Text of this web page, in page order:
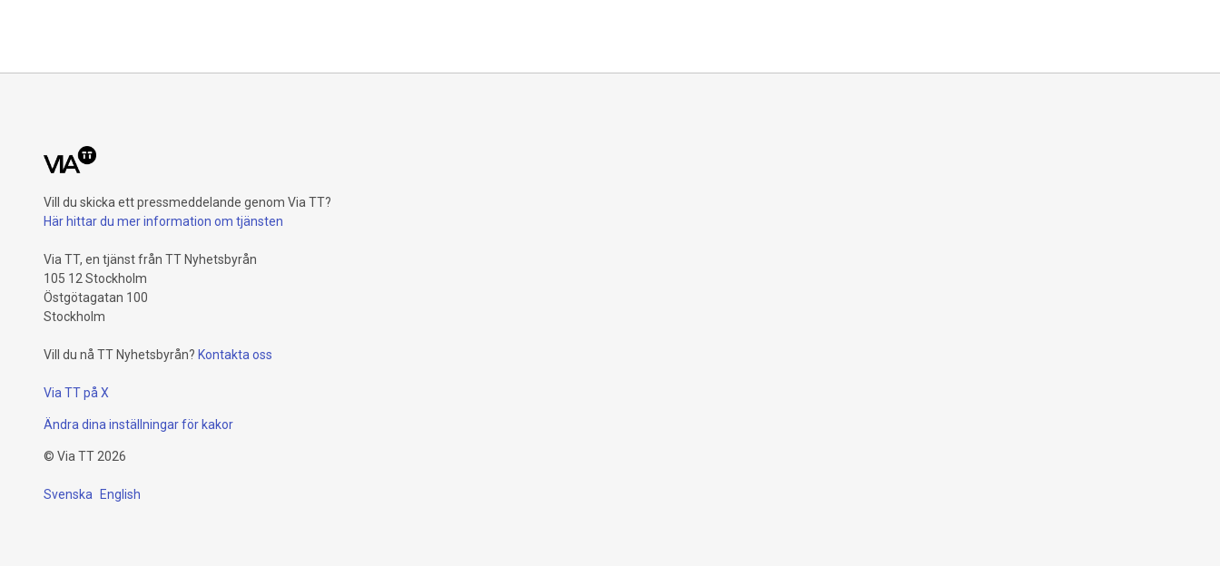
Vill du skicka ett pressmeddelande genom Via TT?
Här hittar du mer information om tjänsten
Via TT, en tjänst från TT Nyhetsbyrån
105 12 Stockholm
Östgötagatan 100
Stockholm
Vill du nå TT Nyhetsbyrån? Kontakta oss
Via TT på X
Ändra dina inställningar för kakor
© Via TT2026
Svenska English